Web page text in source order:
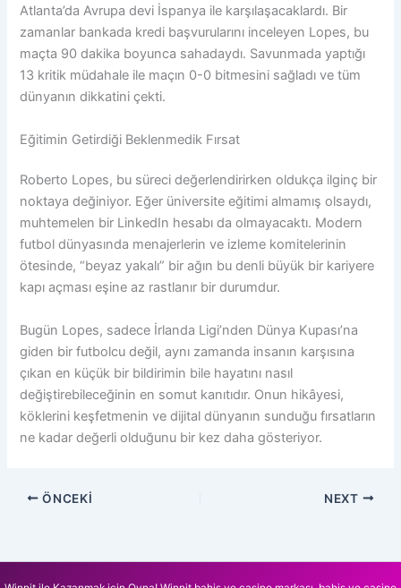
Atlanta’da Avrupa devi İspanya ile karşılaşacaklardı. Bir
zamanlar bankada kredi başvurularını inceleyen Lopes, bu
maçta 90 dakika boyunca sahadaydı. Savunmada yaptığı
13 kritik müdahale ile maçın 0-0 bitmesini sağladı ve tüm
dünyanın dikkatini çekti.
Eğitimin Getirdiği Beklenmedik Fırsat
Roberto Lopes, bu süreci değerlendirirken oldukça ilginç bir
noktaya değiniyor. Eğer üniversite eğitimi almamış olsaydı,
muhtemelen bir LinkedIn hesabı da olmayacaktı. Modern
futbol dünyasında menajerlerin ve izleme komitelerinin
ötesinde, “beyaz yakalı” bir ağın bu denli büyük bir kariyere
kapı açması eşine az rastlanır bir durumdur.
Bugün Lopes, sadece İrlanda Ligi’nden Dünya Kupası’na
giden bir futbolcu değil, aynı zamanda insanın karşısına
çıkan en küçük bir bildirimin bile hayatını nasıl
değiştirebileceğinin en somut kanıtıdır. Onun hikâyesi,
köklerini keşfetmenin ve dijital dünyanın sunduğu fırsatların
ne kadar değerli olduğunu bir kez daha gösteriyor.
ÖNCEKI NEXT